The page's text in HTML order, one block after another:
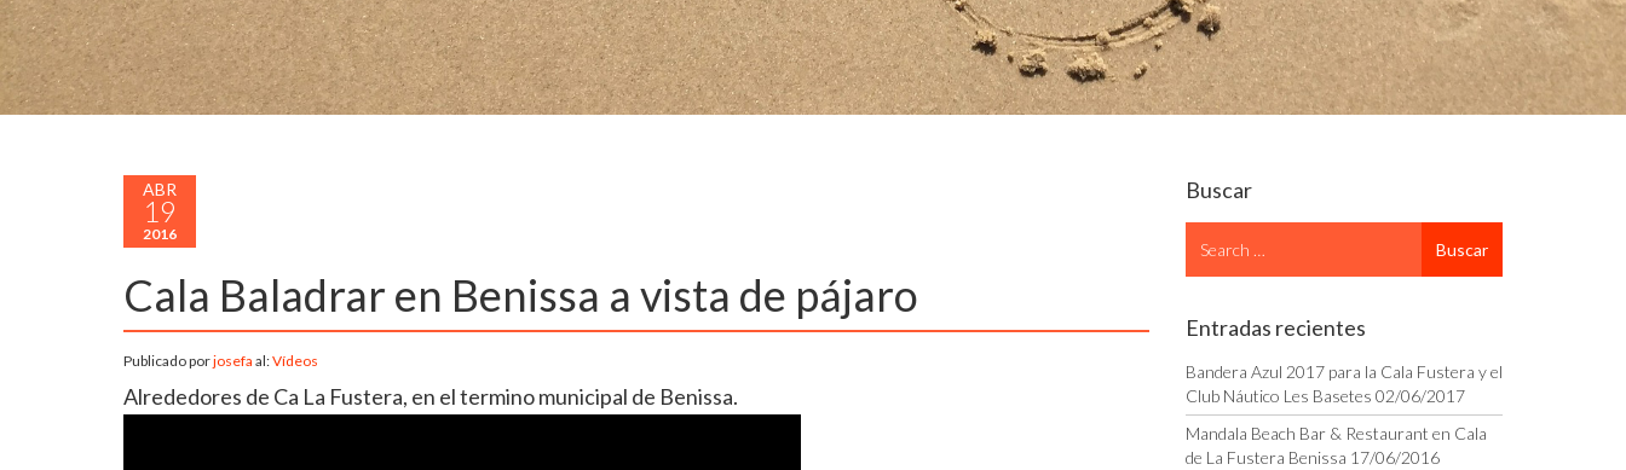
ABR
19
2016
Cala Baladrar en Benissa a vista de pájaro
Publicado porjosefa al:Vídeos
Alrededores de Ca La Fustera, en el termino municipal de Benissa.
Buscar
for
Buscar
Entradas recientes
Bandera Azul 2017 para la Cala Fustera y el
Club Náutico Les Basetes 02/06/2017
Mandala Beach Bar & Restaurant en Cala
de La Fustera Benissa 17/06/2016